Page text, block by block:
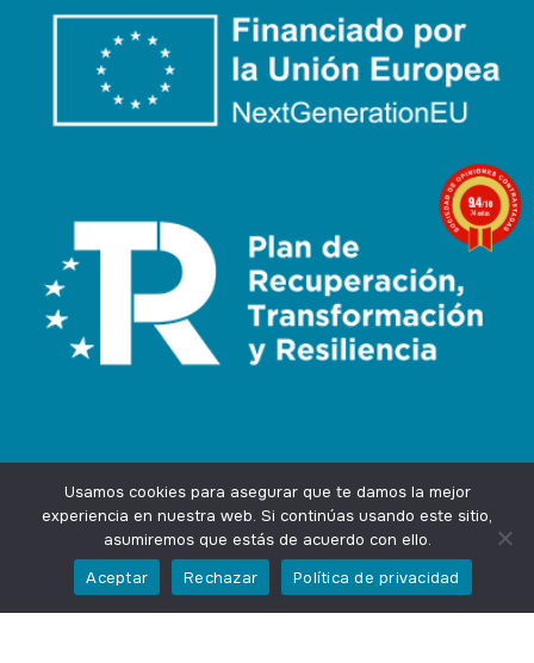
Design byAgencia Marketing OnlineIngenium.Marketing
Privacidad
Usamos cookies para asegurar que te damos la mejor
experiencia en nuestra web. Si continúas usando este sitio,
asumiremos que estás de acuerdo con ello.
Aceptar
Rechazar Política de privacidad
9.4/10
74 notas